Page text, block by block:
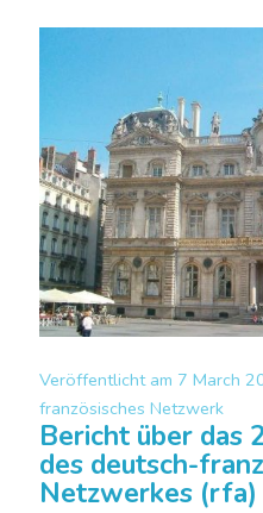
Veröffentlicht am 7 March
französisches Netzwerk
Bericht über das
des deutsch-
Netzwerkes (rfa)